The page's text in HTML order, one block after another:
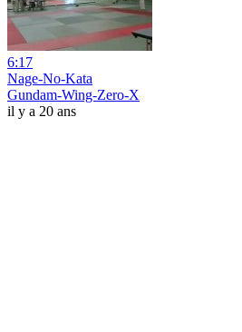
6:17
Nage-No-Kata
Gundam-Wing-Zero-X
il y a 20 ans